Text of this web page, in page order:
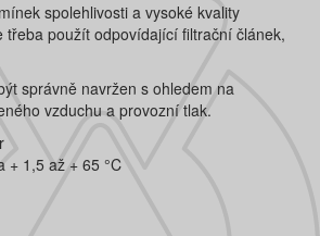
spolehlivosti a vysoké kvality
třeba použít odpovídající filtrační článek,
správně navržen s ohledem na
vzduchu a provozní tlak.
+ 1,5 až + 65 °C